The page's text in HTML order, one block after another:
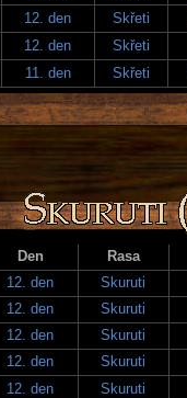
12. den Skřeti
12. den Skřeti
11. den Skřeti
Den Rasa
12. den Skuruti
12. den Skuruti
12. den Skuruti
12. den Skuruti
12. den Skuruti